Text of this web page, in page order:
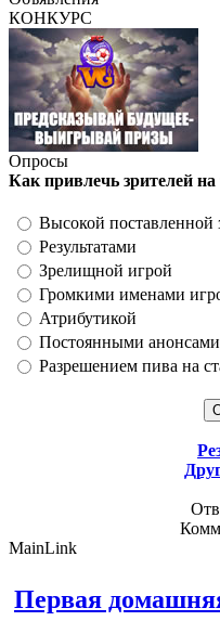
КОНКУРС
Опросы
Как привлечь зрителей
Высокой поставленной
Результатами
Зрелищной игрой
Громкими именами
Атрибутикой
Постоянными
Разрешением пива на
MainLink
Первая